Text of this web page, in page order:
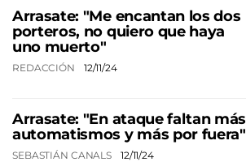
Arrasate: "Me encantan los dos
porteros, no quiero que haya
uno muerto"
REDACCIÓN 12/11/24
Arrasate: "En ataque faltan más
automatismos y más por fuera"
SEBASTIÁN CANALS 12/11/24